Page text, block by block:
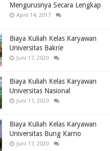
Mengurusnya Secara Lengkap
April 14, 2017
Biaya Kuliah Kelas Karyawan
Universitas Bakrie
Juni 17, 2020
Biaya Kuliah Kelas Karyawan
Universitas Nasional
Juni 17, 2020
Biaya Kuliah Kelas Karyawan
Universitas Bung Karno
Juni 17, 2020